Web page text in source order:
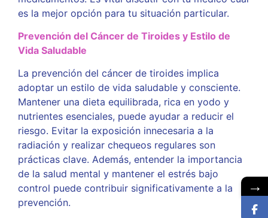
es la mejor opción para tu situación particular.
Prevención del Cáncer de Tiroides y Estilo de
Vida Saludable
La prevención del cáncer de tiroides implica
adoptar un estilo de vida saludable y consciente.
Mantener una dieta equilibrada, rica en yodo y
nutrientes esenciales, puede ayudar a reducir el
riesgo. Evitar la exposición innecesaria a la
radiación y realizar chequeos regulares son
prácticas clave. Además, entender la importancia
de la salud mental y mantener el estrés bajo
control puede contribuir significativamente a la
prevención.
→